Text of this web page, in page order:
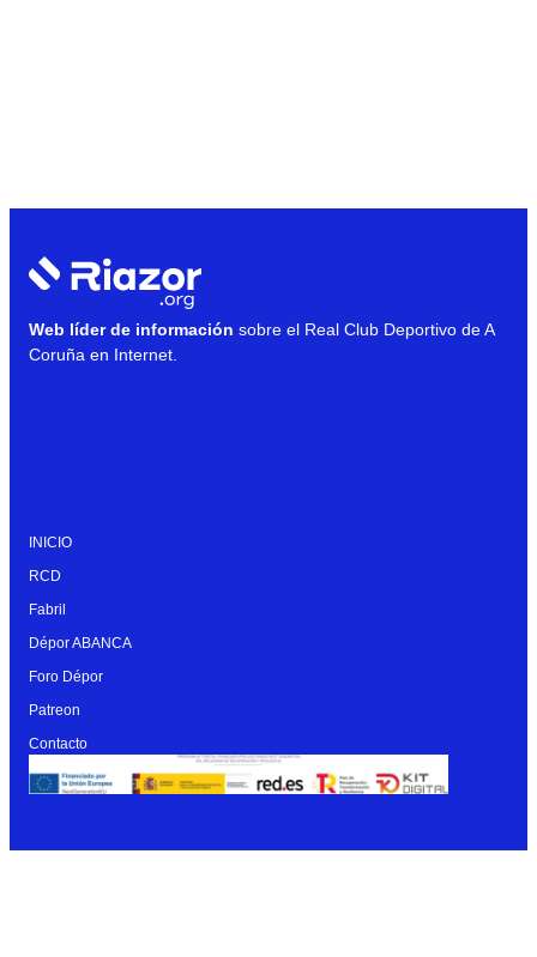
Web líder de información sobre el Real Club Deportivo de A
Coruña en Internet.
INICIO
RCD
Fabril
Dépor ABANCA
Foro Dépor
Patreon
Contacto